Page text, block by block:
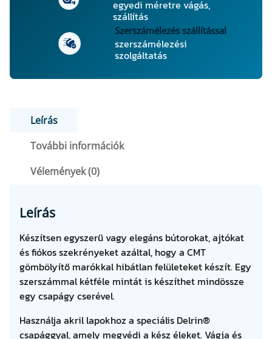
l
R
6
n
y
g
egyedi méretre vágás,
szállítás
Szerszámélezés szállítással
szerszámélezési
szolgáltatás
Leírás
További információk
Vélemények (0)
Leírás
Készítsen egyszerű vagy elegáns bútorokat, ajtókat
és fiókos szekrényeket azáltal, hogy a CMT
gömbölyítő marókkal hibátlan felületeket készít. Egy
szerszámmal kétféle mintát is készíthet mindössze
egy csapágy cserével.
Használja akril lapokhoz a speciális Delrin®
csapággyal, amely megvédi a kész éleket. Vágja és